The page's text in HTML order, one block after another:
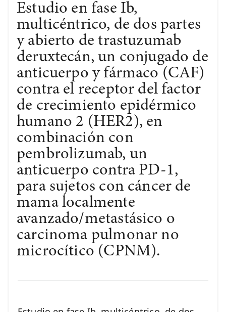
Estudio en fase Ib,
multicéntrico, de dos partes
y abierto de trastuzumab
deruxtecán, un conjugado de
anticuerpo y fármaco (CAF)
contra el receptor del factor
de crecimiento epidérmico
humano 2 (HER2), en
combinación con
pembrolizumab, un
anticuerpo contra PD-1,
para sujetos con cáncer de
mama localmente
avanzado/metastásico o
carcinoma pulmonar no
microcítico (CPNM).